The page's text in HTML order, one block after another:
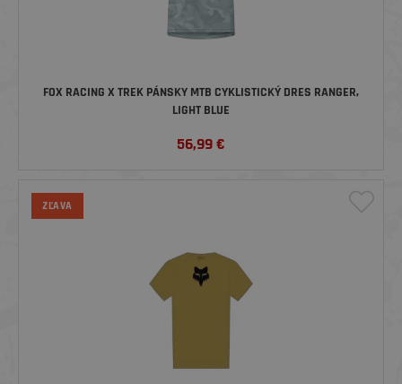
FOX RACING X TREK PÁNSKY MTB CYKLISTICKÝ DRES RANGER,
LIGHT BLUE
56,99€
ZĽAVA